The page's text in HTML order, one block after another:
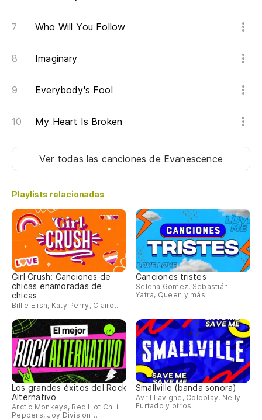
Who Will You Follow
Imaginary
Everybody's Fool
My Heart Is Broken
Ver todas las cancionesde Evanescence
Playlists relacionadas
Girl Crush: Canciones de
chicas enamoradas de
chicas
Billie Elish, Katy Perry, Clairo...
Canciones tristes
Selena Gomez, Sebastián
Yatra, Queen y más
Los grandes éxitos del Rock
Alternativo
Arctic Monkeys, Red Hot Chili
Peppers, Joy Division…
Smallville (banda sonora)
Avril Lavigne, Coldplay, Nelly
Furtado y otros